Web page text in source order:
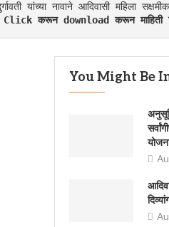
यांच्या नावाने आदिवासी महिला
वर Click करून download करून
You Might Be